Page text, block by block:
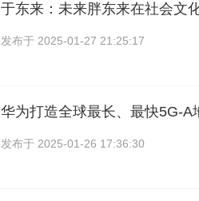
于东来：未来胖东来在社会文
发布于 2025-01-27 21:25:17
华为打造全球最长、最快5G-A
发布于 2025-01-26 17:36:30